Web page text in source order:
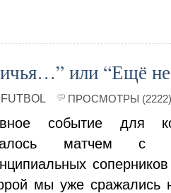
или “Ещё не
ПРОСМОТРЫ (2222)
событие для
матчем с
мы уже сражались